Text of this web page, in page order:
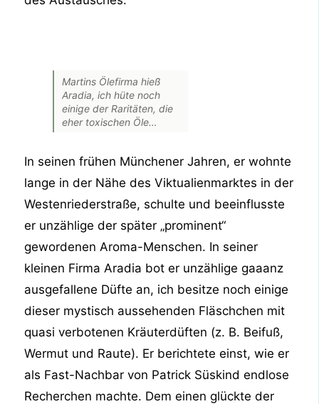
Martins Ölefirma hieß
Aradia, ich hüte noch
einige der Raritäten, die
eher toxischen Öle…
In seinen frühen Münchener Jahren, er wohnte
lange in der Nähe des Viktualienmarktes in der
Westenriederstraße, schulte und beeinflusste
er unzählige der später „prominent“
gewordenen Aroma-Menschen. In seiner
kleinen Firma Aradia bot er unzählige gaaanz
ausgefallene Düfte an, ich besitze noch einige
dieser mystisch aussehenden Fläschchen mit
quasi verbotenen Kräuterdüften (z. B. Beifuß,
Wermut und Raute). Er berichtete einst, wie er
als Fast-Nachbar von Patrick Süskind endlose
Recherchen machte. Dem einen glückte der